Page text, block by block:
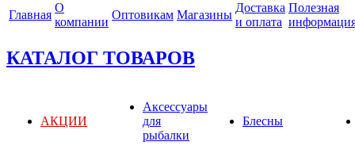
Главная
О
компании
Оптовикам Магазины
Доставка
и оплата
Полезная
КАТАЛОГ ТОВАРОВ
АКЦИИ
Аксессуары
для
рыбалки
Блесны